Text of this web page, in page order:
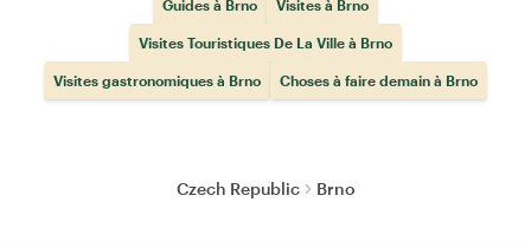
Guides à Brno Visites à Brno
Visites Touristiques De La Ville à Brno
Visites gastronomiques à Brno Choses à faire demain à Brno
Czech Republic Brno